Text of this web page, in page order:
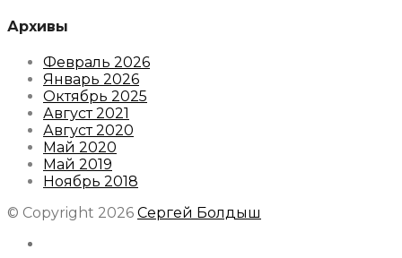
Архивы
Февраль 2026
Январь 2026
Октябрь 2025
Август 2021
Август 2020
Май 2020
Май 2019
Ноябрь 2018
© Copyright 2026 Сергей Болдыш